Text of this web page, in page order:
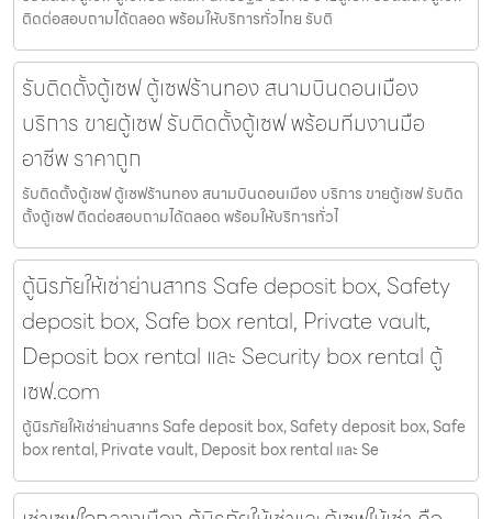
ติดต่อสอบถามได้ตลอด พร้อมให้บริการทั่วไทย รับติ
รับติดตั้งตู้เซฟ ตู้เซฟร้านทอง สนามบินดอนเมือง
บริการ ขายตู้เซฟ รับติดตั้งตู้เซฟ พร้อมทีมงานมือ
อาชีพ ราคาถูก
รับติดตั้งตู้เซฟ ตู้เซฟร้านทอง สนามบินดอนเมือง บริการ ขายตู้เซฟ รับติด
ตั้งตู้เซฟ ติดต่อสอบถามได้ตลอด พร้อมให้บริการทั่วไ
ตู้นิรภัยให้เช่าย่านสาทร Safe deposit box, Safety
deposit box, Safe box rental, Private vault,
Deposit box rental และ Security box rental ตู้
เซฟ.com
ตู้นิรภัยให้เช่าย่านสาทร Safe deposit box, Safety deposit box, Safe
box rental, Private vault, Deposit box rental และ Se